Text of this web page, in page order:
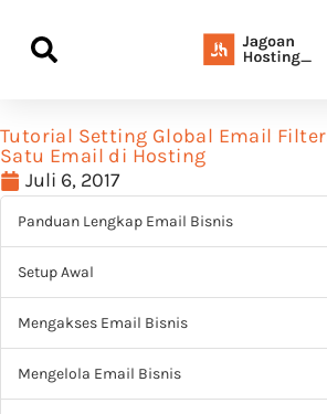
Tutorial Setting Global Email
Satu Email di Hosting
Juli 6, 2017
Panduan Lengkap Email Bisnis
Setup Awal
Mengakses Email Bisnis
Mengelola Email Bisnis